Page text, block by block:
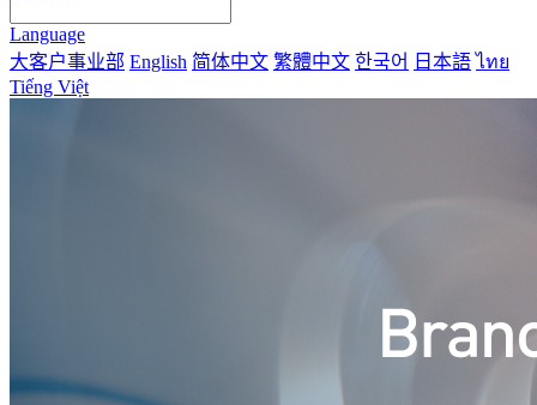
Language
大客户事业部 English 简体中文 繁體中文 한국어 日本語 ไทย
Tiếng Việt